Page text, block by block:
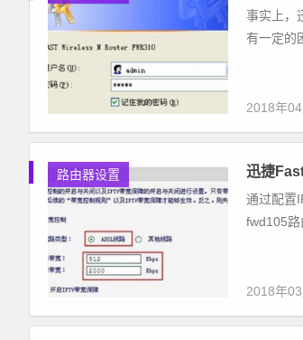
事实上，
有一定的
2018年
路由器设置 迅捷
通过配置
fwd105路
2018年